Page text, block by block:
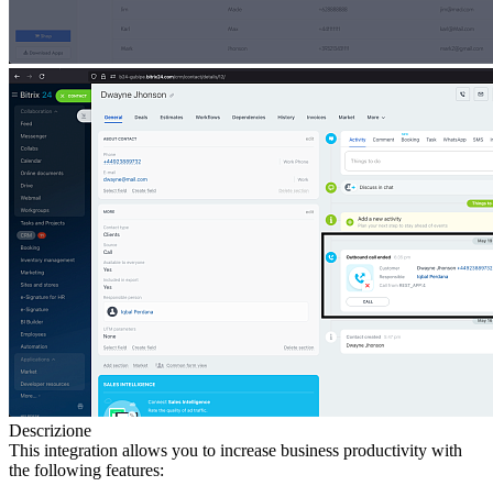
Descrizione
This integration allows you to increase business productivity with
the following features: